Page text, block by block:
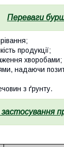
Переваги
продукції;
хворобами;
надаючи
з ґрунту.